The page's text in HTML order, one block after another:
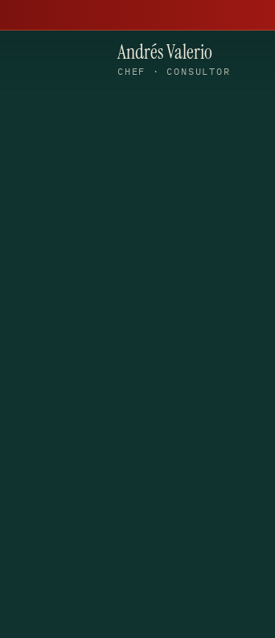
Andrés Valerio
CHEF · CONSULTOR